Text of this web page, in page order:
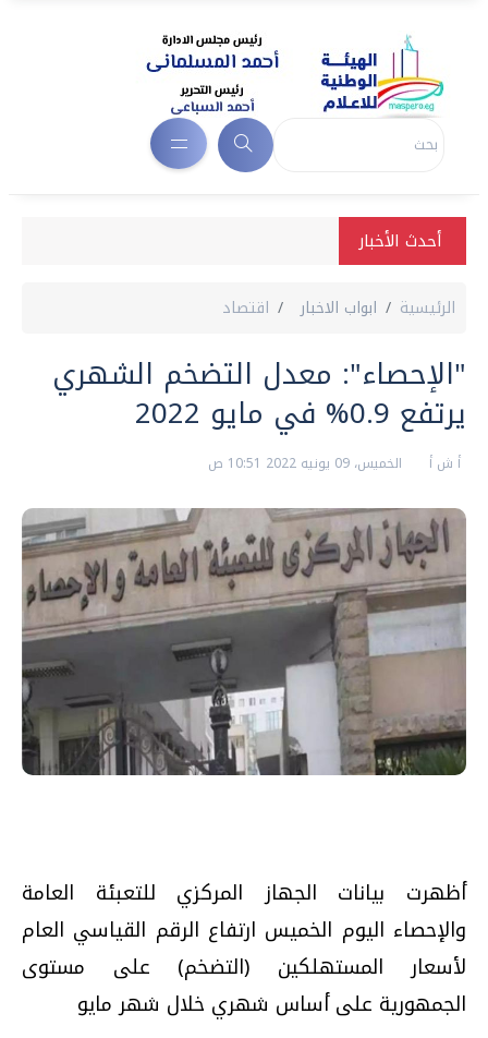
أحدث الأخبار
الرئيسية ابواب الاخبار اقتصاد
"الإحصاء": معدل التضخم الشهري
يرتفع 0.9% في مايو 2022
أ ش أ الخميس، 09 يونيه 2022 10:51 ص
أظهرت بيانات الجهاز المركزي للتعبئة العامة
والإحصاء اليوم الخميس ارتفاع الرقم القياسي العام
لأسعار المستهلكين (التضخم) على مستوى
الجمهورية على أساس شهري خلال شهر مايو